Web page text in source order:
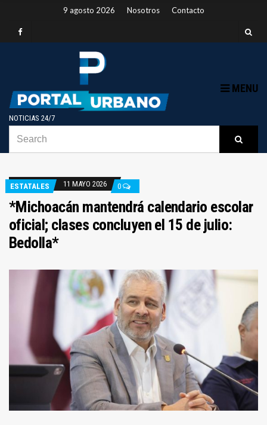
9 agosto 2026 Nosotros Contacto
NOTICIAS 24/7
MENU
ESTATALES 11 MAYO 2026 0
*Michoacán mantendrá calendario escolar
oficial; clases concluyen el 15 de julio:
Bedolla*